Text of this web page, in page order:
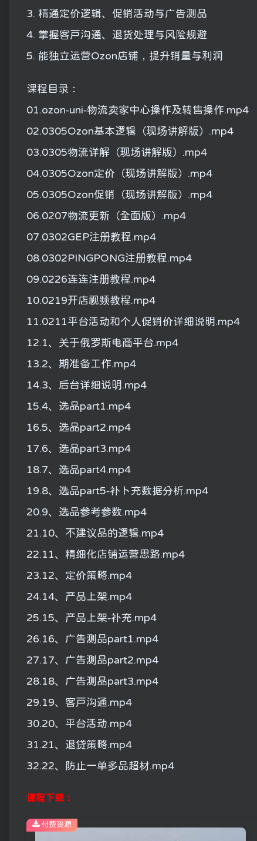
3. 精通定价逻辑、促销活动与广告测品
4. 掌握客户沟通、退货处理与风险规避
5. 能独立运营Ozon店铺，提升销量与利润
课程目录：
01.ozon-uni-物流卖家中心操作及转售操作.mp4
02.0305Ozon基本逻辑（现场讲解版）.mp4
03.0305物流详解（现场讲解版）.mp4
04.0305Ozon定价（现场讲解版）.mp4
05.0305Ozon促销（现场讲解版）.mp4
06.0207物流更新（全面版）.mp4
07.0302GEP注册教程.mp4
08.0302PINGPONG注册教程.mp4
09.0226连连注册教程.mp4
10.0219开店视频教程.mp4
11.0211平台活动和个人促销价详细说明.mp4
12.1、关于俄罗斯电商平台.mp4
13.2、期准备工作.mp4
14.3、后台详细说明.mp4
15.4、选品part1.mp4
16.5、选品part2.mp4
17.6、选品part3.mp4
18.7、选品part4.mp4
19.8、选品part5-补ト充数据分析.mp4
20.9、选品参考参数.mp4
21.10、不建议品的逻辑.mp4
22.11、精细化店铺运营思路.mp4
23.12、定价策略.mp4
24.14、产品上架.mp4
25.15、产品上架-补充.mp4
26.16、广告测品part1.mp4
27.17、广告测品part2.mp4
28.18、广告测品part3.mp4
29.19、客户沟通.mp4
30.20、平台活动.mp4
31.21、退贷策略.mp4
32.22、防止一单多品超材.mp4
课程下载：
付费资源